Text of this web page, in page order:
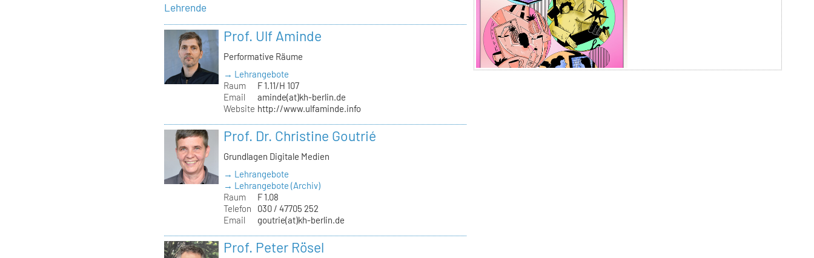
Lehrende
Prof. Ulf Aminde
Performative Räume
→ Lehrangebote
Raum
F 1.11/H 107
Email
aminde(at)kh-berlin.de
Website http://www.ulfaminde.info
Prof. Dr. Christine Goutrié
Grundlagen Digitale Medien
→ Lehrangebote
→ Lehrangebote (Archiv)
Raum
F 1.08
Telefon
030 / 47705 252
Email
goutrie(at)kh-berlin.de
Prof. Peter Rösel